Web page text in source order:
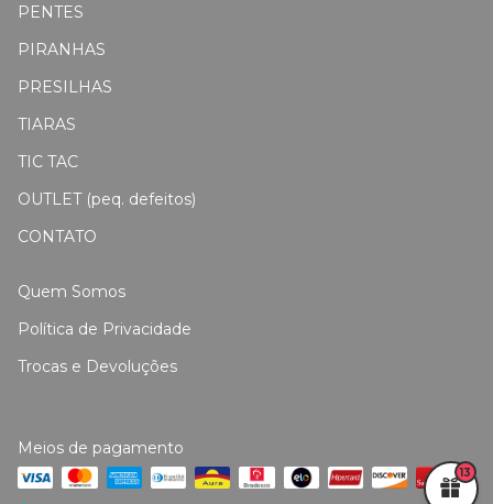
PENTES
PIRANHAS
PRESILHAS
TIARAS
TIC TAC
OUTLET (peq. defeitos)
CONTATO
Quem Somos
Política de Privacidade
Trocas e Devoluções
Meios de pagamento
13